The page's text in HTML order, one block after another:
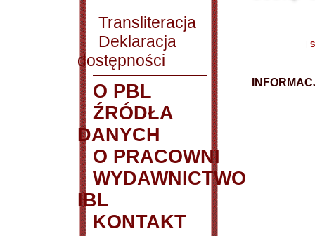
Transliteracja
Deklaracja
dostępności
O PBL
ŹRÓDŁA
DANYCH
O PRACOWNI
WYDAWNICTWO
IBL
KONTAKT
|